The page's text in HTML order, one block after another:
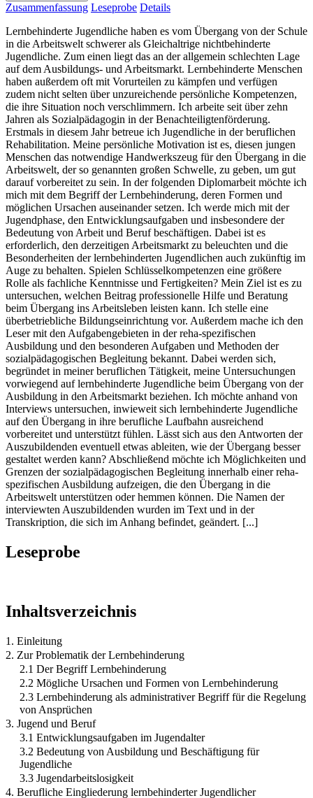
Zusammenfassung Leseprobe Details
Lernbehinderte Jugendliche haben es vom Übergang von der Schule
in die Arbeitswelt schwerer als Gleichaltrige nichtbehinderte
Jugendliche. Zum einen liegt das an der allgemein schlechten Lage
auf dem Ausbildungs- und Arbeitsmarkt. Lernbehinderte Menschen
haben außerdem oft mit Vorurteilen zu kämpfen und verfügen
zudem nicht selten über unzureichende persönliche Kompetenzen,
die ihre Situation noch verschlimmern. Ich arbeite seit über zehn
Jahren als Sozialpädagogin in der Benachteiligtenförderung.
Erstmals in diesem Jahr betreue ich Jugendliche in der beruflichen
Rehabilitation. Meine persönliche Motivation ist es, diesen jungen
Menschen das notwendige Handwerkszeug für den Übergang in die
Arbeitswelt, der so genannten großen Schwelle, zu geben, um gut
darauf vorbereitet zu sein. In der folgenden Diplomarbeit möchte ich
mich mit dem Begriff der Lernbehinderung, deren Formen und
möglichen Ursachen auseinander setzen. Ich werde mich mit der
Jugendphase, den Entwicklungsaufgaben und insbesondere der
Bedeutung von Arbeit und Beruf beschäftigen. Dabei ist es
erforderlich, den derzeitigen Arbeitsmarkt zu beleuchten und die
Besonderheiten der lernbehinderten Jugendlichen auch zukünftig im
Auge zu behalten. Spielen Schlüsselkompetenzen eine größere
Rolle als fachliche Kenntnisse und Fertigkeiten? Mein Ziel ist es zu
untersuchen, welchen Beitrag professionelle Hilfe und Beratung
beim Übergang ins Arbeitsleben leisten kann. Ich stelle eine
überbetriebliche Bildungseinrichtung vor. Außerdem mache ich den
Leser mit den Aufgabengebieten in der reha-spezifischen
Ausbildung und den besonderen Aufgaben und Methoden der
sozialpädagogischen Begleitung bekannt. Dabei werden sich,
begründet in meiner beruflichen Tätigkeit, meine Untersuchungen
vorwiegend auf lernbehinderte Jugendliche beim Übergang von der
Ausbildung in den Arbeitsmarkt beziehen. Ich möchte anhand von
Interviews untersuchen, inwieweit sich lernbehinderte Jugendliche
auf den Übergang in ihre berufliche Laufbahn ausreichend
vorbereitet und unterstützt fühlen. Lässt sich aus den Antworten der
Auszubildenden eventuell etwas ableiten, wie der Übergang besser
gestaltet werden kann? Abschließend möchte ich Möglichkeiten und
Grenzen der sozialpädagogischen Begleitung innerhalb einer reha-
spezifischen Ausbildung aufzeigen, die den Übergang in die
Arbeitswelt unterstützen oder hemmen können. Die Namen der
interviewten Auszubildenden wurden im Text und in der
Transkription, die sich im Anhang befindet, geändert. [...]
Leseprobe
Inhaltsverzeichnis
1. Einleitung
2. Zur Problematik der Lernbehinderung
2.1 Der Begriff Lernbehinderung
2.2 Mögliche Ursachen und Formen von Lernbehinderung
2.3 Lernbehinderung als administrativer Begriff für die Regelung
von Ansprüchen
3. Jugend und Beruf
3.1 Entwicklungsaufgaben im Jugendalter
3.2 Bedeutung von Ausbildung und Beschäftigung für
Jugendliche
3.3 Jugendarbeitslosigkeit
4. Berufliche Eingliederung lernbehinderter Jugendlicher